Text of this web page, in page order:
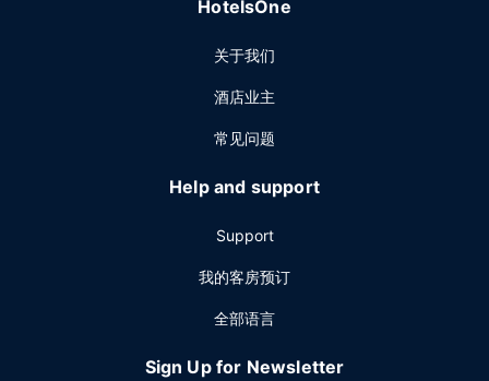
HotelsOne
关于我们
酒店业主
常见问题
Help and support
Support
我的客房预订
全部语言
Sign Up for Newsletter